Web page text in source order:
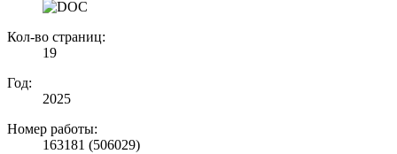
Кол-во страниц:
19
Год:
2025
Номер работы:
163181 (506029)